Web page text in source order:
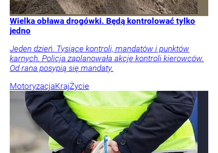
Wielka obława drogówki. Będą kontrolować tylko
jedno
Jeden dzień. Tysiące kontroli, mandatów i punktów
karnych. Policja zaplanowała akcję kontroli kierowców.
Od rana posypią się mandaty.
MotoryzacjaKrajŻycie